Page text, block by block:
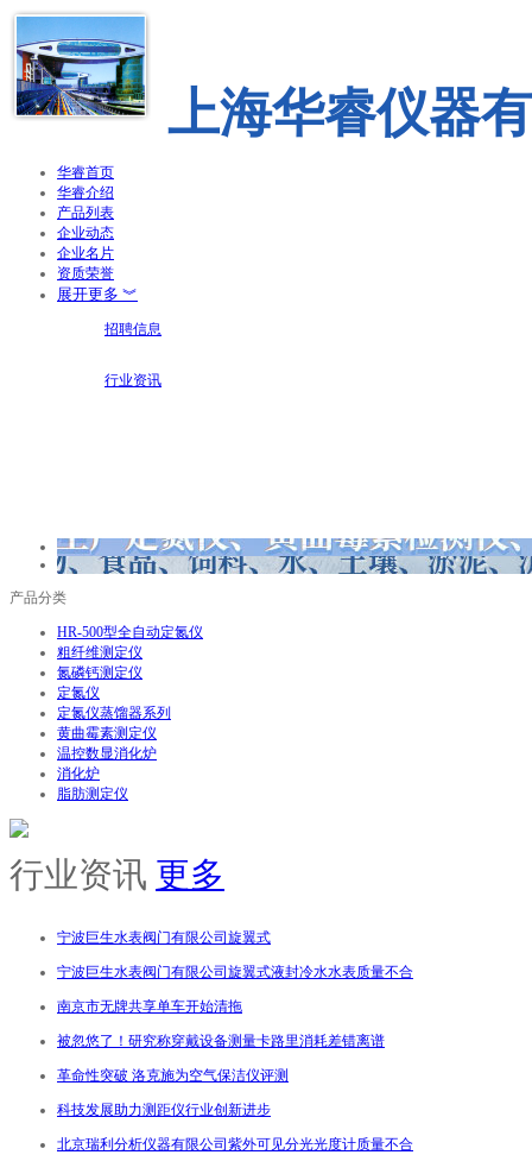
上海华睿仪器
华睿首页
华睿介绍
产品列表
企业动态
企业名片
资质荣誉
展开更多 ︾
招聘信息
行业资讯
产品分类
HR-500型全自动定氮仪
粗纤维测定仪
氮磷钙测定仪
定氮仪
定氮仪蒸馏器系列
黄曲霉素测定仪
温控数显消化炉
消化炉
脂肪测定仪
行业资讯 更多
宁波巨生水表阀门有限公司旋翼式
宁波巨生水表阀门有限公司旋翼式液封冷水水表质量不合
南京市无牌共享单车开始清拖
被忽悠了！研究称穿戴设备测量卡路里消耗差错离谱
革命性突破 洛克施为空气保洁仪评测
科技发展助力测距仪行业创新进步
北京瑞利分析仪器有限公司紫外可见分光光度计质量不合